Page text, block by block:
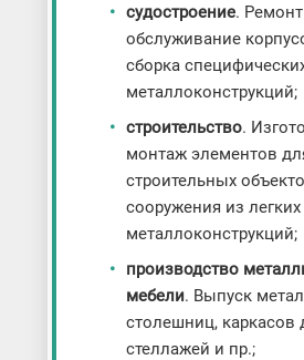
судостроение.
обслуживание
сборка
металлоконструкций;
строительство.
монтаж элементов
строительных
сооружения из легких
металлоконструкций;
производство
мебели. Выпуск
столешниц, каркасов
стеллажей и пр.;